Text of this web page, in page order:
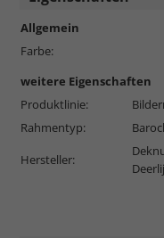
Allgemein
Farbe:
weitere Eigenschaften
Produktlinie:
Rahmentyp:
Hersteller: